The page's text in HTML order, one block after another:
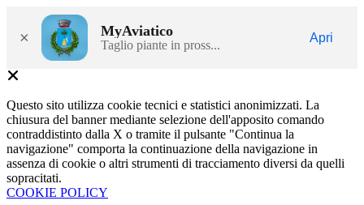
× MyAviatico
Taglio piante in pross...
Apri
Questo sito utilizza cookie tecnici e statistici anonimizzati. La
chiusura del banner mediante selezione dell'apposito comando
contraddistinto dalla X o tramite il pulsante "Continua la
navigazione" comporta la continuazione della navigazione in
assenza di cookie o altri strumenti di tracciamento diversi da quelli
sopracitati.
COOKIE POLICY